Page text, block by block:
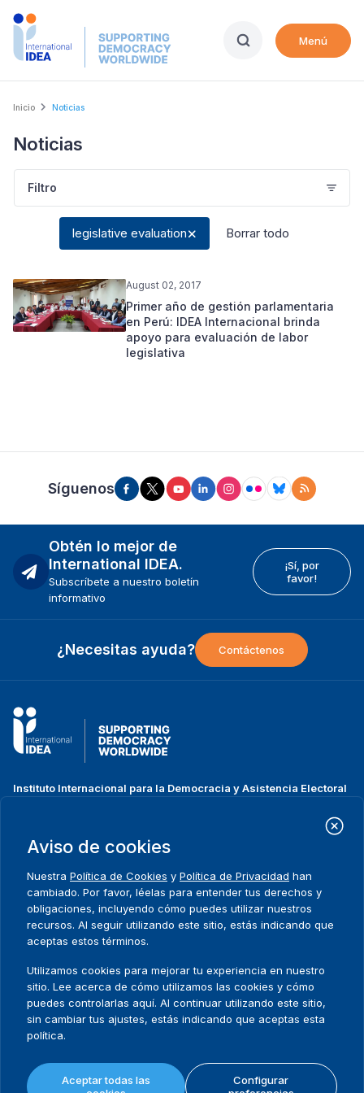
Skip
Menú
Breadcrumb
Inicio Noticias
Noticias
Filtro
legislative evaluation Borrar todo
August 02, 2017
Primer año de gestión parlamentaria
en Perú: IDEA Internacional brinda
apoyo para evaluación de labor
legislativa
Síguenos
Obtén lo mejor de
International IDEA.
Subscríbete a nuestro boletín
informativo
¡Sí, por
favor!
¿Necesitas ayuda? Contáctenos
Instituto Internacional para la Democracia y Asistencia Electoral
Strömsborgsbron 1
SE-103 34 Estocolmo
Suecia
Teléfono
+46 8 698 37 00
Footer
menu
Inicio
Sobre nosotros
Qué hacemos
Dónde trabajamos
Publicaciones
Datos y herramientas
Projectos
Noticias y eventos
Prensa
Contact
Release Agreement Form
Términos y condiciones
Política de privacidad
Aviso de cookies
Nuestra Política de Cookies y Política de Privacidad han
cambiado. Por favor, léelas para entender tus derechos y
obligaciones, incluyendo cómo puedes utilizar nuestros
recursos. Al seguir utilizando este sitio, estás indicando que
aceptas estos términos.
Utilizamos cookies para mejorar tu experiencia en nuestro
sitio. Lee acerca de cómo utilizamos las cookies y cómo
puedes controlarlas aquí. Al continuar utilizando este sitio,
sin cambiar tus ajustes, estás indicando que aceptas esta
política.
Aceptar todas las
Configurar